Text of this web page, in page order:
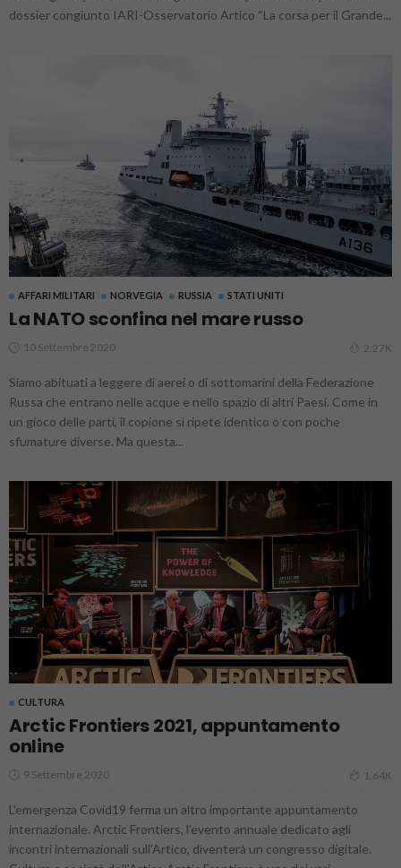
dossier congiunto IARI-Osservatorio Artico “La corsa per il Grande...
AFFARI MILITARI NORVEGIA RUSSIA STATI UNITI
La NATO sconfina nel mare russo
10 Settembre 2020 2.27K
Siamo abituati a leggere di aerei o di sottomarini della Federazione
Russa che entrano nelle acque e nello spazio di altri Paesi. Come in
un gioco delle parti, il copione si ripete identico o con poche
sfumature diverse. Ma questa...
CULTURA
Arctic Frontiers 2021, appuntamento
online
9 Settembre 2020 1.64K
L'emergenza Covid19 ferma un altro importante appuntamento
internazionale. Arctic Frontiers, l'evento annuale dedicato agli
incontri internazionali sull'Artico, diventerà un congresso digitale.